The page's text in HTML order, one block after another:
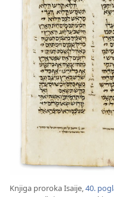
Knjiga proroka Isaije,40.